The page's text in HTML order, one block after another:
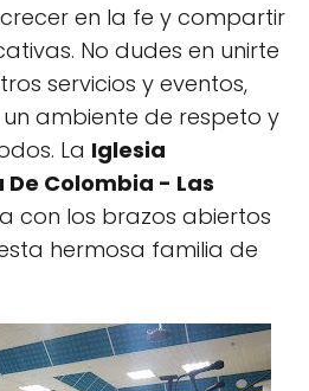
en la fe y compartir
No dudes en unirte
servicios y eventos,
ambiente de respeto y
La Iglesia
Colombia - Las
con los brazos abiertos
hermosa familia de